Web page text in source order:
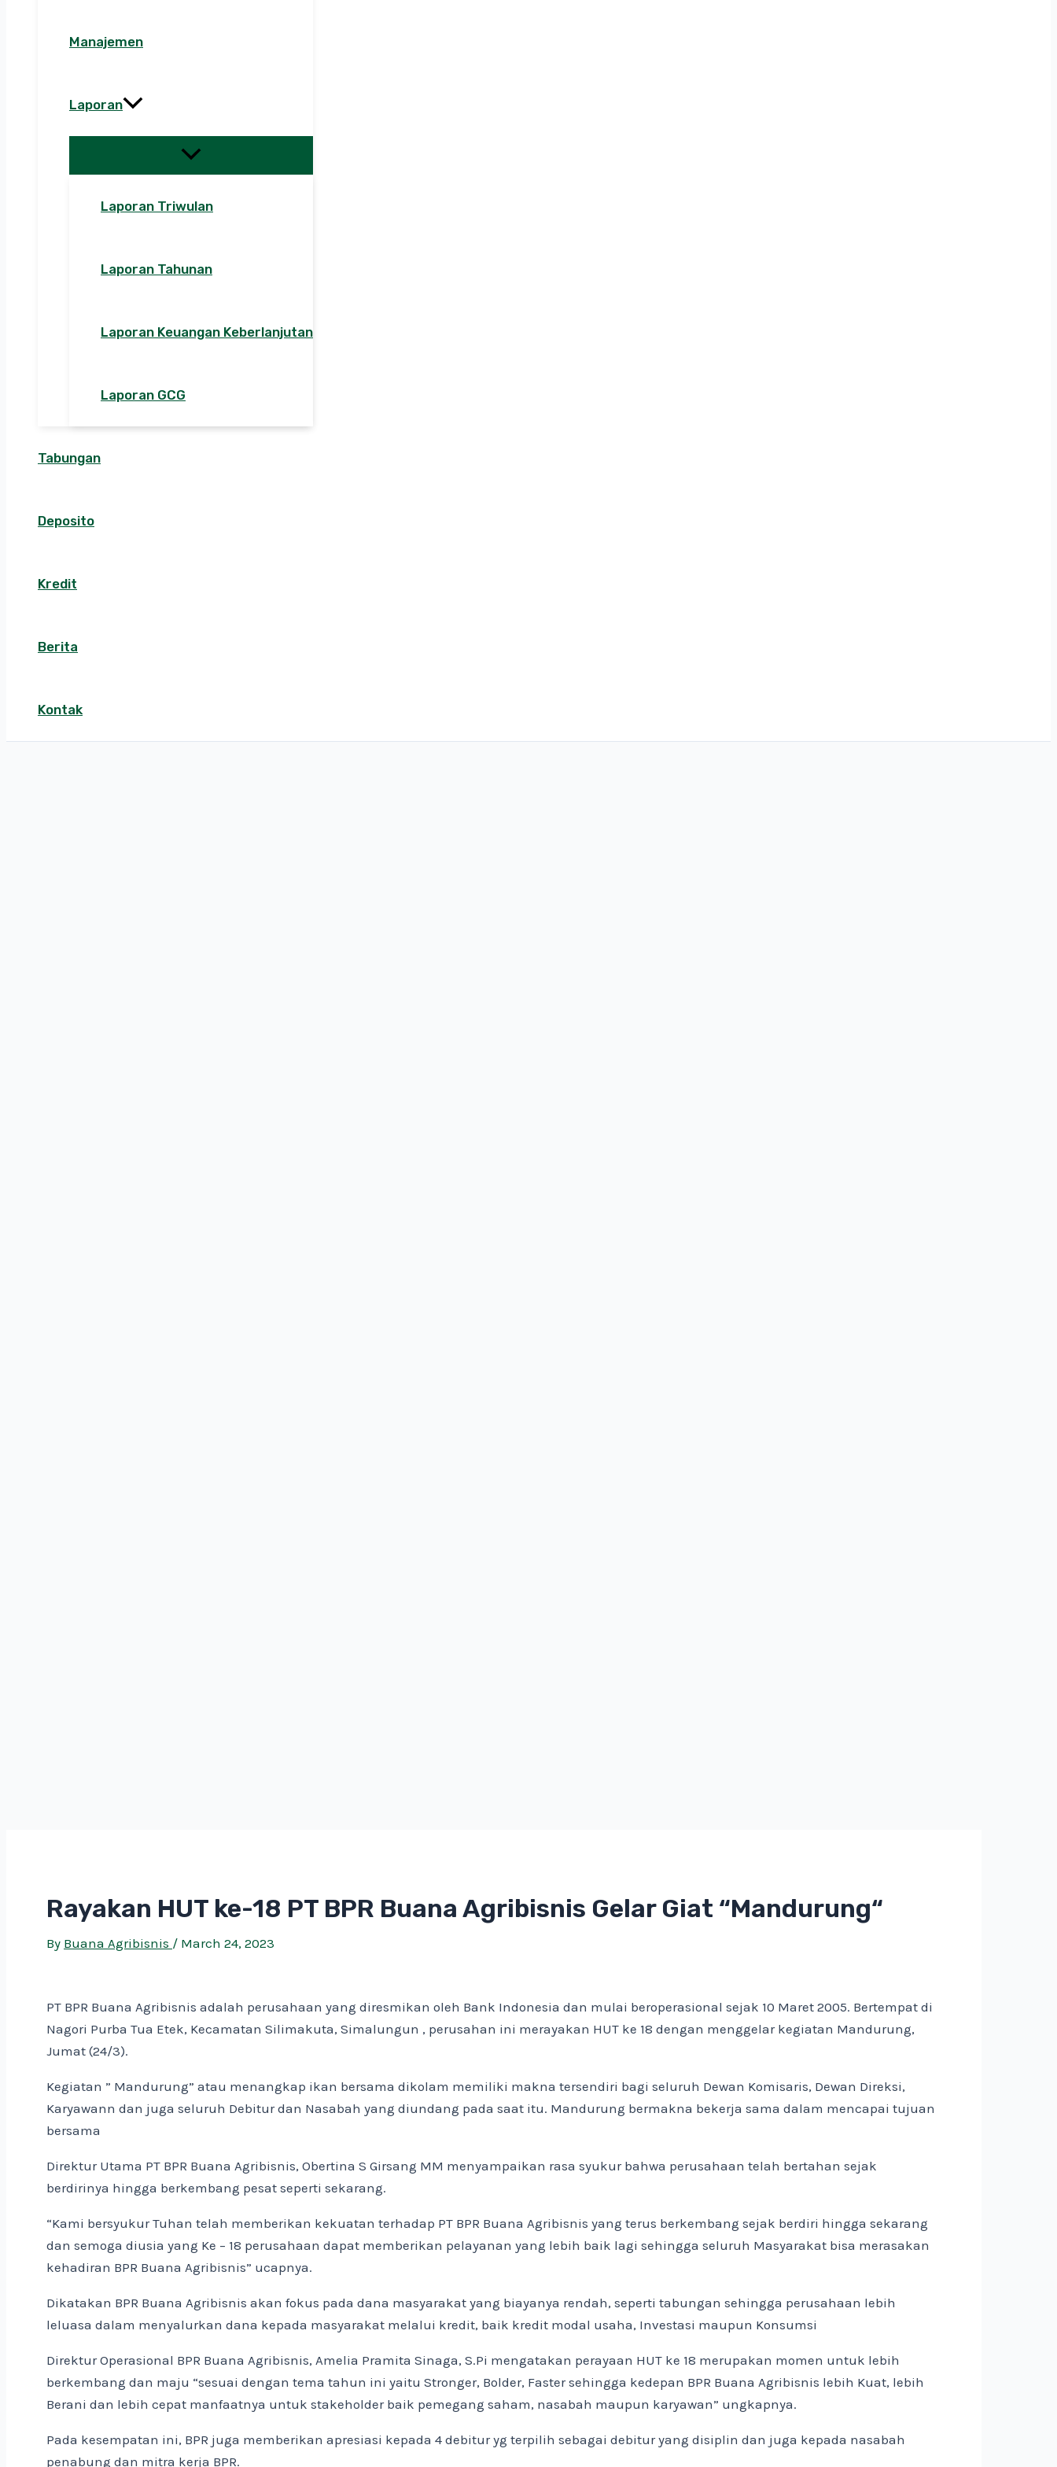
Manajemen
Laporan
Laporan Triwulan
Laporan Tahunan
Laporan Keuangan Keberlanjutan
Laporan GCG
Tabungan
Deposito
Kredit
Berita
Kontak
Rayakan HUT ke-18 PT BPR Buana Agribisnis Gelar Giat “Mandurung“
By Buana Agribisnis / March 24, 2023
PT BPR Buana Agribisnis adalah perusahaan yang diresmikan oleh Bank Indonesia dan mulai beroperasional sejak 10 Maret 2005. Bertempat di
Nagori Purba Tua Etek, Kecamatan Silimakuta, Simalungun , perusahan ini merayakan HUT ke 18 dengan menggelar kegiatan Mandurung,
Jumat (24/3).
Kegiatan ” Mandurung” atau menangkap ikan bersama dikolam memiliki makna tersendiri bagi seluruh Dewan Komisaris, Dewan Direksi,
Karyawann dan juga seluruh Debitur dan Nasabah yang diundang pada saat itu. Mandurung bermakna bekerja sama dalam mencapai tujuan
bersama
Direktur Utama PT BPR Buana Agribisnis, Obertina S Girsang MM menyampaikan rasa syukur bahwa perusahaan telah bertahan sejak
berdirinya hingga berkembang pesat seperti sekarang.
“Kami bersyukur Tuhan telah memberikan kekuatan terhadap PT BPR Buana Agribisnis yang terus berkembang sejak berdiri hingga sekarang
dan semoga diusia yang Ke – 18 perusahaan dapat memberikan pelayanan yang lebih baik lagi sehingga seluruh Masyarakat bisa merasakan
kehadiran BPR Buana Agribisnis” ucapnya.
Dikatakan BPR Buana Agribisnis akan fokus pada dana masyarakat yang biayanya rendah, seperti tabungan sehingga perusahaan lebih
leluasa dalam menyalurkan dana kepada masyarakat melalui kredit, baik kredit modal usaha, Investasi maupun Konsumsi
Direktur Operasional BPR Buana Agribisnis, Amelia Pramita Sinaga, S.Pi mengatakan perayaan HUT ke 18 merupakan momen untuk lebih
berkembang dan maju “sesuai dengan tema tahun ini yaitu Stronger, Bolder, Faster sehingga kedepan BPR Buana Agribisnis lebih Kuat, lebih
Berani dan lebih cepat manfaatnya untuk stakeholder baik pemegang saham, nasabah maupun karyawan” ungkapnya.
Pada kesempatan ini, BPR juga memberikan apresiasi kepada 4 debitur yg terpilih sebagai debitur yang disiplin dan juga kepada nasabah
penabung dan mitra kerja BPR.